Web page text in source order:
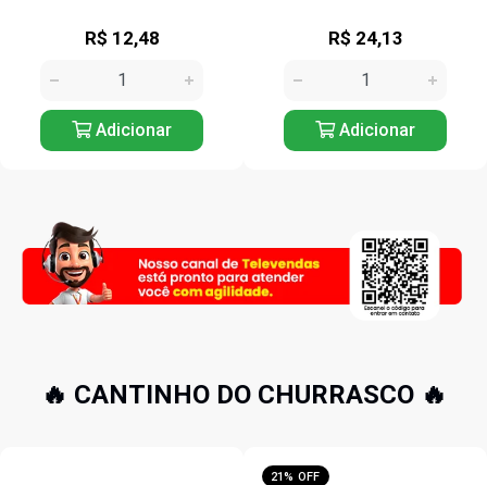
R$ 24,13
Adicionar
R$ 17,12
Adicionar
🔥 CANTINHO DO CHURRASCO 🔥
21% OFF